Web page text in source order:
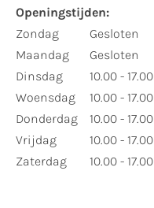
Openingstijden:
Zondag
Maandag
Dinsdag
Woensdag
Donderdag
Vrijdag
Zaterdag
Gesloten
Gesloten
10.00 - 17.00
10.00 - 17.00
10.00 - 17.00
10.00 - 17.00
10.00 - 17.00